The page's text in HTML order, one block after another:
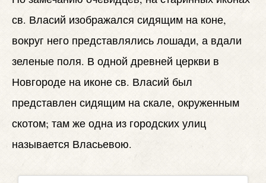
св. Власий изображался сидящим на коне,
вокруг него представлялись лошади, а вдали
зеленые поля. В одной древней церкви в
Новгороде на иконе св. Власий был
представлен сидящим на скале, окруженным
скотом; там же одна из городских улиц
называется Власьевою.